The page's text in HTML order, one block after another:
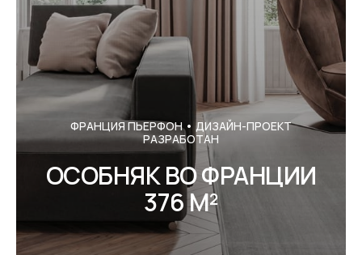
ФРАНЦИЯ ПЬЕРФОН • ДИЗАЙН-ПРОЕКТ
РАЗРАБОТАН
ОСОБНЯК ВО ФРАНЦИИ
376 М²